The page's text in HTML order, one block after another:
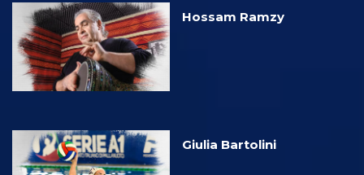
Hossam Ramzy
Giulia Bartolini